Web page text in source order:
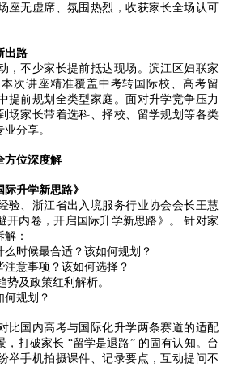
座无虚席、氛围热烈，收获家长全场认可
出路
，不少家长提前抵达现场。滨江区妇联家
次讲座精准覆盖中考转国际校、高考留
提前规划全类型家庭。面对升学竞争压力
场家长带着选科、择校、留学规划等各类
分享。
方位深度解
升学新思路》
验、浙江省出入境服务行业协会会长王慧
开内卷，开启国际升学新思路》。 针对家
：
时候最合适？该如何规划？
意事项？该如何选择？
及政策红利解析。
何规划？
比国内高考与国际化升学两条赛道的适配
，打破家长 “留学是退路” 的固有认知。台
举手机拍摄课件、记录要点，互动提问不